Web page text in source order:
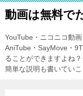
動画は無料で
YouTube・ニコニコ動
AniTube・SayMove・
ることができますよね
簡単な説明も書いていこ